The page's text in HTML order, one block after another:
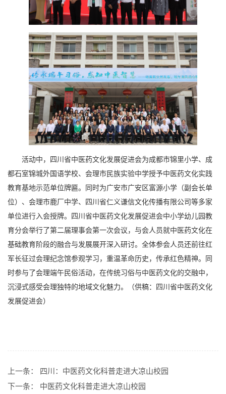
活动中，四川省中医药文化发展促进会为成都市锦里小学、成
都石室锦城外国语学校、会理市民族实验中学授予中医药文化实践
教育基地示范单位牌匾。同时为广安市广安区富源小学（副会长单
位）、会理市鹿厂中学、四川省仁义谦信文化传播有限公司等多家
单位进行入会授牌。四川省中医药文化发展促进会中小学幼儿园教
育分会举行了第二届理事会第一次会议，与会人员就中医药文化在
基础教育阶段的融合与发展展开深入研讨。全体参会人员还前往红
军长征过会理纪念馆参观学习，重温革命历史，传承红色精神。同
时参与了会理端午民俗活动，在传统习俗与中医药文化的交融中，
沉浸式感受会理独特的地域文化魅力。（供稿：四川省中医药文化
发展促进会）
上一条：
四川：中医药文化科普走进大凉山校园
下一条： 中医药文化科普走进大凉山校园